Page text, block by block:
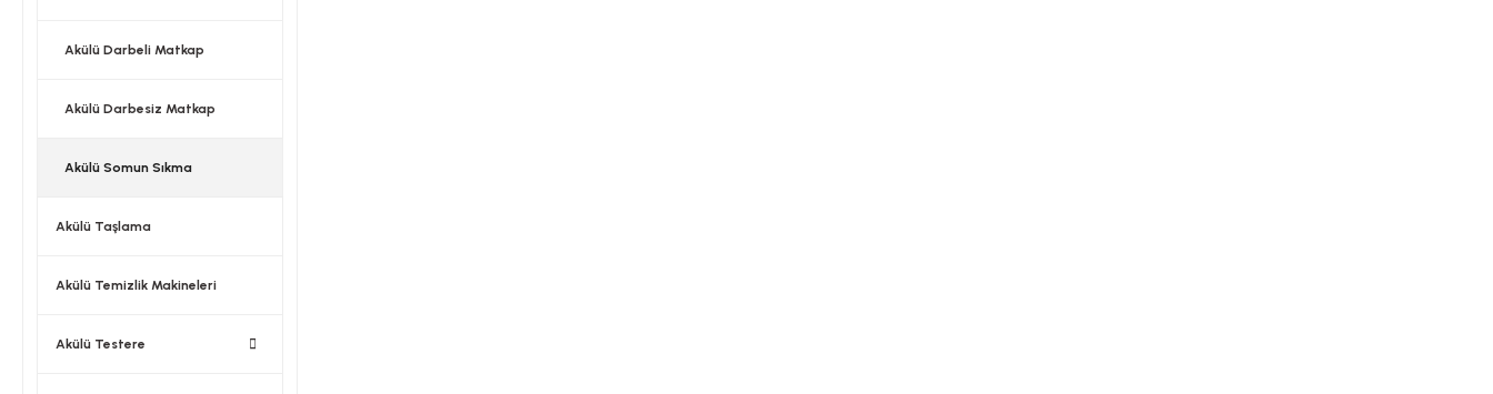
Akülü Darbeli Matkap
Akülü Darbesiz Matkap
Akülü Somun Sıkma
Akülü Taşlama
Akülü Temizlik Makineleri
Akülü Testere